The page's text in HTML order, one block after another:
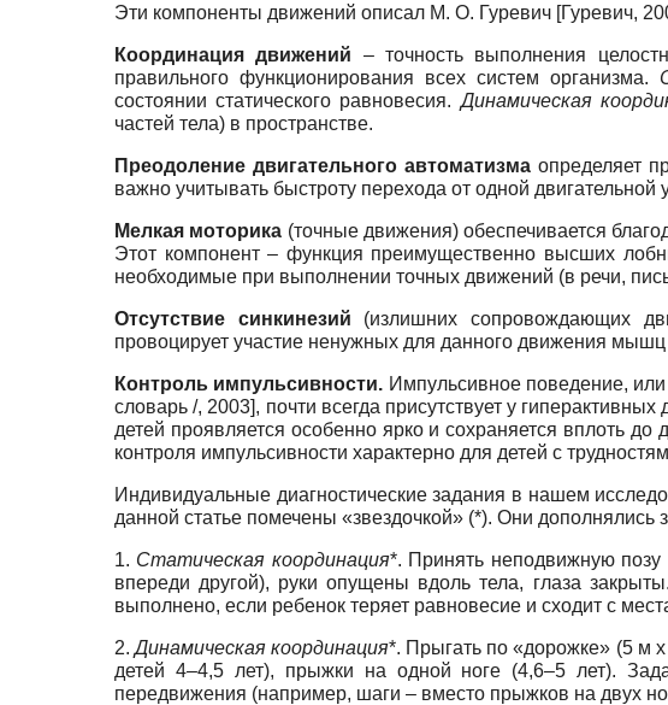
Эти компоненты движений описал М. О. Гуревич [Гуревич,
Координация движений – точность выполнения
правильного функционирования всех систем организма.
состоянии статического равновесия.Динамическая
частей тела) в пространстве.
Преодоление двигательного автоматизма определяет
важно учитывать быстроту перехода от одной двигательной
Мелкая моторика (точные движения) обеспечивается
Этот компонент – функция преимущественно высших
необходимые при выполнении точных движений (в речи,
Отсутствие синкинезий (излишних сопровождающих
провоцирует участие ненужных для данного движения
Контроль импульсивности. Импульсивное поведение,
словарь /, 2003], почти всегда присутствует у
детей проявляется особенно ярко и сохраняется вплоть
контроля импульсивности характерно для детей с
Индивидуальные диагностические задания в нашем
данной статье помечены «звездочкой» (*). Они
1. Статическая координация*. Принять неподвижную
впереди другой), руки опущены вдоль тела, глаза
выполнено, если ребенок теряет равновесие и сходит с
2.Динамическая координация*. Прыгать по «дорожке» (5 м
детей 4–4,5 лет), прыжки на одной ноге (4,6–5 лет).
передвижения (например, шаги – вместо прыжков на двух